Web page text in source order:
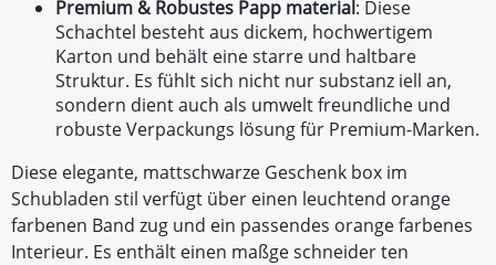
Premium & Robustes Papp material: Diese
Schachtel besteht aus dickem, hochwertigem
Karton und behält eine starre und haltbare
Struktur. Es fühlt sich nicht nur substanz iell an,
sondern dient auch als umwelt freundliche und
robuste Verpackungs lösung für Premium-Marken.
Diese elegante, mattschwarze Geschenk box im
Schubladen stil verfügt über einen leuchtend orange
farbenen Band zug und ein passendes orange farbenes
Interieur. Es enthält einen maßge schneider ten